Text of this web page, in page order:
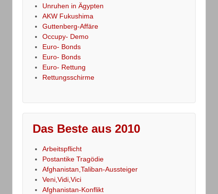
Unruhen in Ägypten
AKW Fukushima
Guttenberg-Affäre
Occupy- Demo
Euro- Bonds
Euro- Bonds
Euro- Rettung
Rettungsschirme
Das Beste aus 2010
Arbeitspflicht
Postantike Tragödie
Afghanistan,Taliban-Aussteiger
Veni,Vidi,Vici
Afghanistan-Konflikt